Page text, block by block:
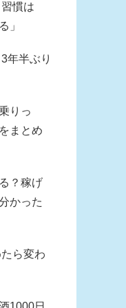
慣は
」
年半ぶり
りっ
まとめ
？稼げ
かった
ら変わ